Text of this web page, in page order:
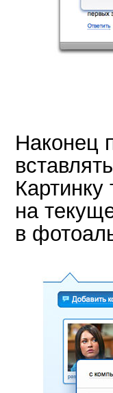
Наконец
на
в